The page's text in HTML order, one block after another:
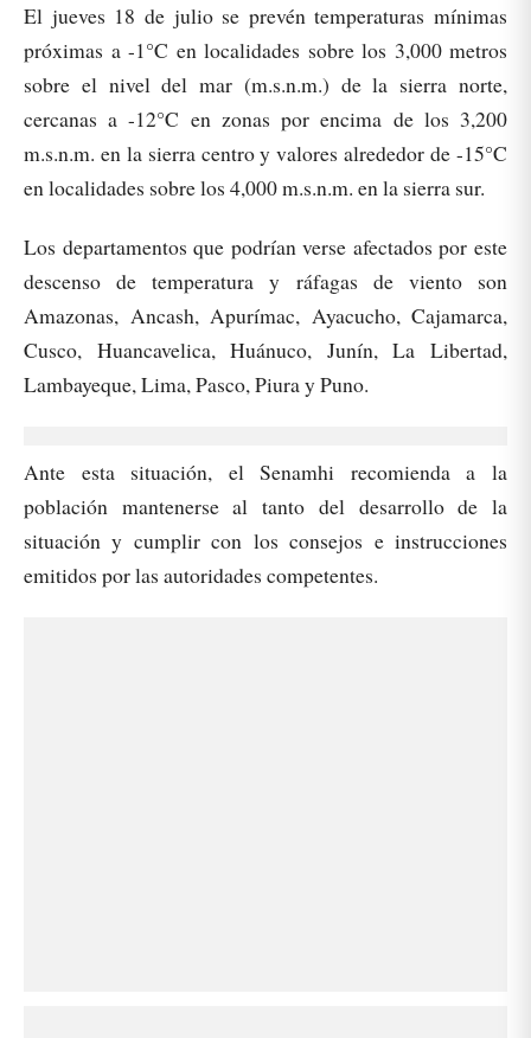
El jueves 18 de julio se prevén temperaturas mínimas
próximas a -1°C en localidades sobre los 3,000 metros
sobre el nivel del mar (m.s.n.m.) de la sierra norte,
cercanas a -12°C en zonas por encima de los 3,200
m.s.n.m. en la sierra centro y valores alrededor de -15°C
en localidades sobre los 4,000 m.s.n.m. en la sierra sur.
Los departamentos que podrían verse afectados por este
descenso de temperatura y ráfagas de viento son
Amazonas, Ancash, Apurímac, Ayacucho, Cajamarca,
Cusco, Huancavelica, Huánuco, Junín, La Libertad,
Lambayeque, Lima, Pasco, Piura y Puno.
Ante esta situación, el Senamhi recomienda a la
población mantenerse al tanto del desarrollo de la
situación y cumplir con los consejos e instrucciones
emitidos por las autoridades competentes.